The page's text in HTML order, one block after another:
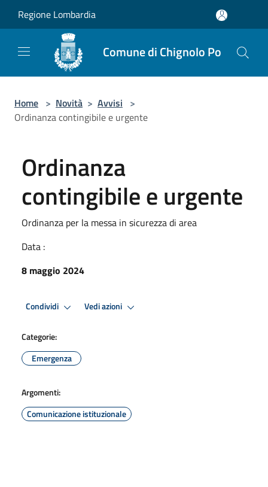
Regione Lombardia
Comune di Chignolo Po
Home > Novità > Avvisi >
Ordinanza contingibile e urgente
Ordinanza
contingibile e urgente
Ordinanza per la messa in sicurezza di area
Data :
8 maggio 2024
Condividi Vedi azioni
Categorie:
Emergenza
Argomenti:
Comunicazione istituzionale